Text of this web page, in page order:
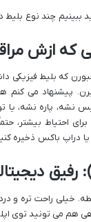
ببینیم چند نوع
که ازش
که بلیط فیزیکی
پیشنهاد می
نشه، پاره نشه،
احتیاط بیشتر،
یا دراپ باکس ذخیره
خیلی راحت تره و
هم می تونید توی